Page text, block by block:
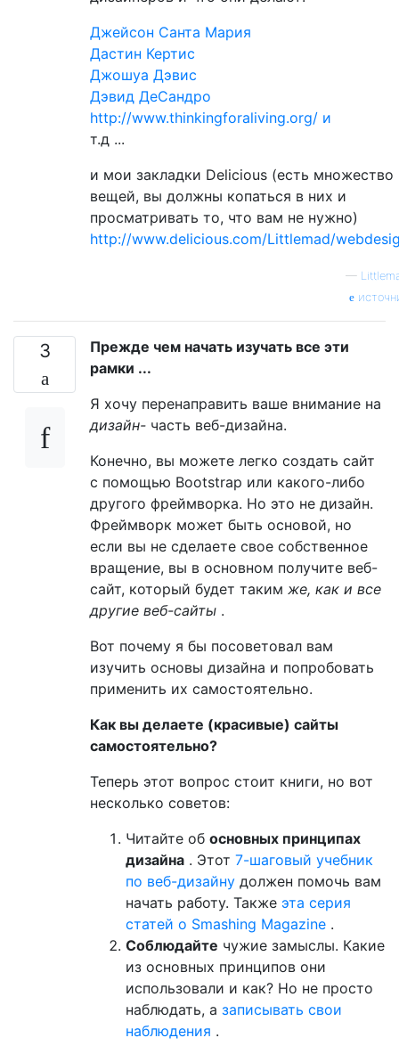
Джейсон Санта Мария
Дастин Кертис
Джошуа Дэвис
Дэвид ДеСандро
http://www.thinkingforaliving.org/ и
т.д ...
и мои закладки Delicious (есть множество
вещей, вы должны копаться в них и
просматривать то, что вам не нужно)
http://www.delicious.com/Littlemad/
—
3
Прежде чем начать изучать все эти
рамки ...
Я хочу перенаправить ваше внимание на
дизайн- часть веб-дизайна.
Конечно, вы можете легко создать сайт
с помощью Bootstrap или какого-либо
другого фреймворка. Но это не дизайн.
Фреймворк может быть основой, но
если вы не сделаете свое собственное
вращение, вы в основном получите веб-
сайт, который будет таким же, как и все
другие веб-сайты .
Вот почему я бы посоветовал вам
изучить основы дизайна и попробовать
применить их самостоятельно.
Как вы делаете (красивые) сайты
самостоятельно?
Теперь этот вопрос стоит книги, но вот
несколько советов:
Читайте об основных принципах
дизайна . Этот 7-шаговый учебник
по веб-дизайну должен помочь вам
начать работу. Также эта серия
статей о Smashing Magazine .
Соблюдайте чужие замыслы. Какие
из основных принципов они
использовали и как? Но не просто
наблюдать, а записывать свои
наблюдения .